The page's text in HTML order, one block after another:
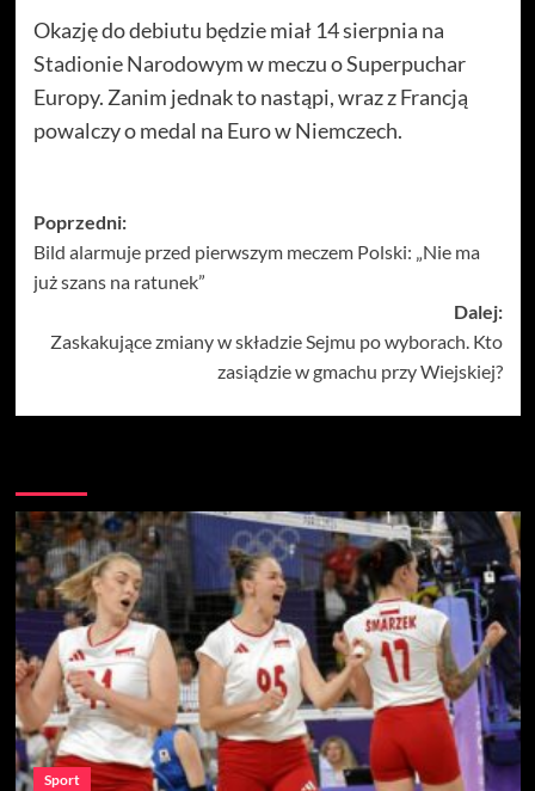
Okazję do debiutu będzie miał 14 sierpnia na
Stadionie Narodowym w meczu o Superpuchar
Europy. Zanim jednak to nastąpi, wraz z Francją
powalczy o medal na Euro w Niemczech.
Zobacz
wpisy
Poprzedni:
Bild alarmuje przed pierwszym meczem Polski: „Nie ma
już szans na ratunek”
Dalej:
Zaskakujące zmiany w składzie Sejmu po wyborach. Kto
zasiądzie w gmachu przy Wiejskiej?
Sport